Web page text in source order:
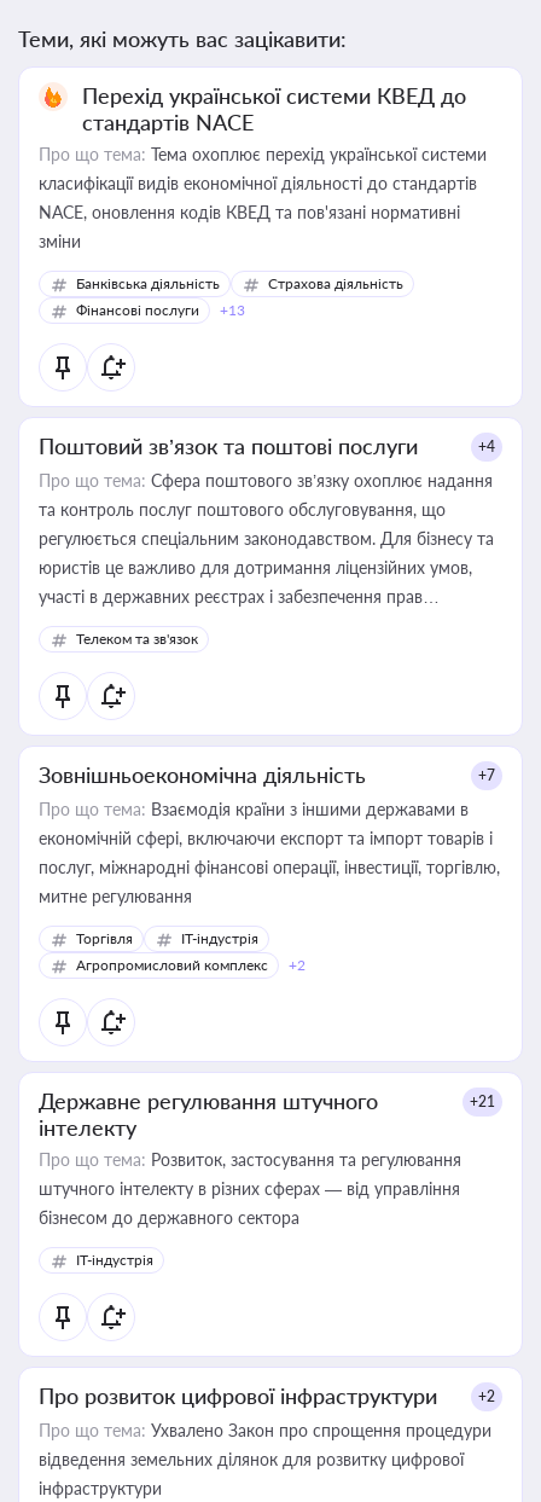
Теми, які можуть вас зацікавити:
Перехід української системи КВЕД до
стандартів NACE
Про що тема: Тема охоплює перехід української системи
класифікації видів економічної діяльності до стандартів
NACE, оновлення кодів КВЕД та пов'язані нормативні
зміни
Банківська діяльність
Страхова діяльність
Фінансові послуги
+13
Поштовий зв’язок та поштові послуги +4
Про що тема: Сфера поштового зв’язку охоплює надання
та контроль послуг поштового обслуговування, що
регулюється спеціальним законодавством. Для бізнесу та
юристів це важливо для дотримання ліцензійних умов,
участі в державних реєстрах і забезпечення прав
споживачів.
Телеком та зв'язок
Зовнішньоекономічна діяльність +7
Про що тема: Взаємодія країни з іншими державами в
економічній сфері, включаючи експорт та імпорт товарів і
послуг, міжнародні фінансові операції, інвестиції, торгівлю,
митне регулювання
Торгівля
IT-індустрія
Агропромисловий комплекс
+2
Державне регулювання штучного
інтелекту
+21
Про що тема: Розвиток, застосування та регулювання
штучного інтелекту в різних сферах — від управління
бізнесом до державного сектора
IT-індустрія
Про розвиток цифрової інфраструктури +2
Про що тема: Ухвалено Закон про спрощення процедури
відведення земельних ділянок для розвитку цифрової
інфраструктури